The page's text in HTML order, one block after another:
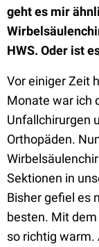
geht es mir
HWS. Oder ist
Vor einiger Zeit
Monate war ich
Unfallchirurgen
Orthopäden.
Sektionen in
Bisher gefiel es
besten. Mit
so richtig warm.